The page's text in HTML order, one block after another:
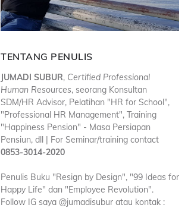
TENTANG PENULIS
JUMADI SUBUR, Certified Professional
Human Resources, seorang Konsultan
SDM/HR Advisor, Pelatihan "HR for School",
"Professional HR Management", Training
"Happiness Pension" - Masa Persiapan
Pensiun, dll | For Seminar/training contact
0853-3014-2020
Penulis Buku "Resign by Design", "99 Ideas for
Happy Life" dan "Employee Revolution".
Follow IG saya @jumadisubur atau kontak :